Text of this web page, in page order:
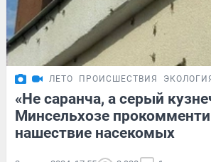
ЛЕТО ПРОИСШЕСТВИЯ
«Не саранча, а серый
Минсельхозе
нашествие насекомых